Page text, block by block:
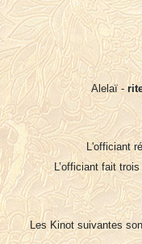
Alelaï -
L'officiant
L’officiant fait
Les Kinot suivantes